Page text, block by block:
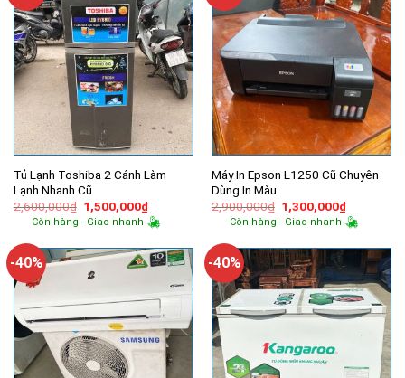
Tủ Lạnh Toshiba 2 Cánh Làm
Lạnh Nhanh Cũ
2,600,000₫ Giá
gốc
là:
1,500,000₫Giá
hiện
tại
1,500,000₫.
Còn hàng - Giao nhanh
Máy In Epson L1250 Cũ Chuyên
Dùng In Màu
2,900,000₫ Giá
gốc
là:
1,300,000₫Giá
hiện
tại
Còn hàng - Giao nhanh
-40% -40%